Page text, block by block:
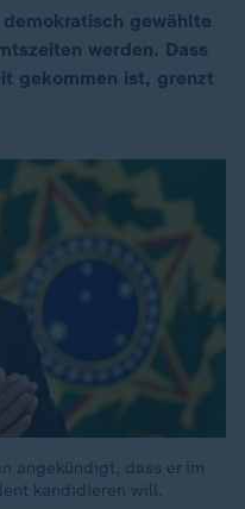
gewählte
werden. Dass
gekommen ist, grenzt
angekündigt, dass er im
kandidieren will.